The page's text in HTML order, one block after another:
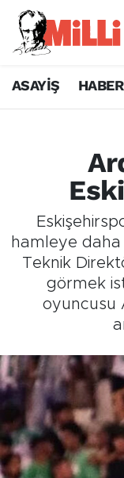
ASAYİŞ
hamleye daha
Teknik
görmek
oyuncusu